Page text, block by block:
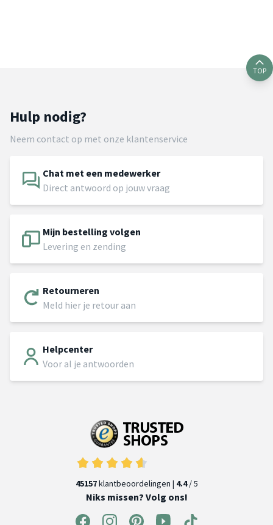
TOP
Hulp nodig?
Neem contact op met onze klantenservice
Chat met een medewerker
Direct antwoord op jouw vraag
Mijn bestelling volgen
Levering en zending
Retourneren
Meld hier je retour aan
Helpcenter
Voor al je antwoorden
45157klantbeoordelingen | 4.4/ 5
Niks missen? Volg ons!